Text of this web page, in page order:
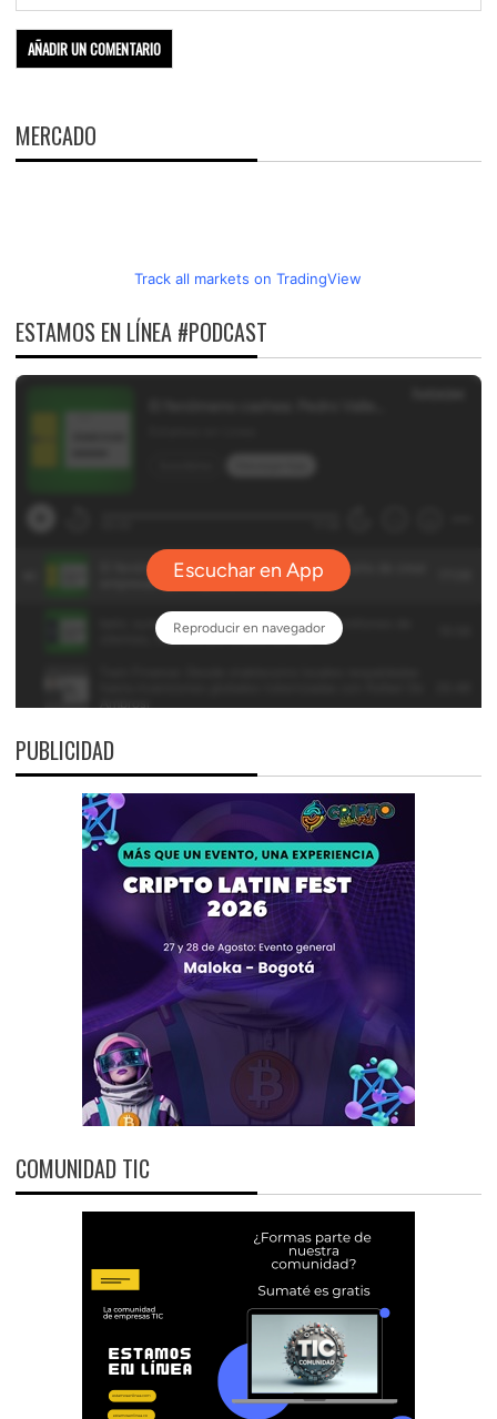
MERCADO
Track all markets on TradingView
ESTAMOS EN LÍNEA #PODCAST
PUBLICIDAD
COMUNIDAD TIC